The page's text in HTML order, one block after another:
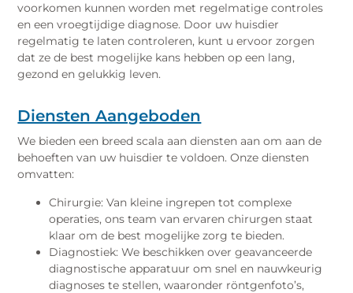
voorkomen kunnen worden met regelmatige controles
en een vroegtijdige diagnose. Door uw huisdier
regelmatig te laten controleren, kunt u ervoor zorgen
dat ze de best mogelijke kans hebben op een lang,
gezond en gelukkig leven.
Diensten Aangeboden
We bieden een breed scala aan diensten aan om aan de
behoeften van uw huisdier te voldoen. Onze diensten
omvatten:
Chirurgie: Van kleine ingrepen tot complexe
operaties, ons team van ervaren chirurgen staat
klaar om de best mogelijke zorg te bieden.
Diagnostiek: We beschikken over geavanceerde
diagnostische apparatuur om snel en nauwkeurig
diagnoses te stellen, waaronder röntgenfoto’s,